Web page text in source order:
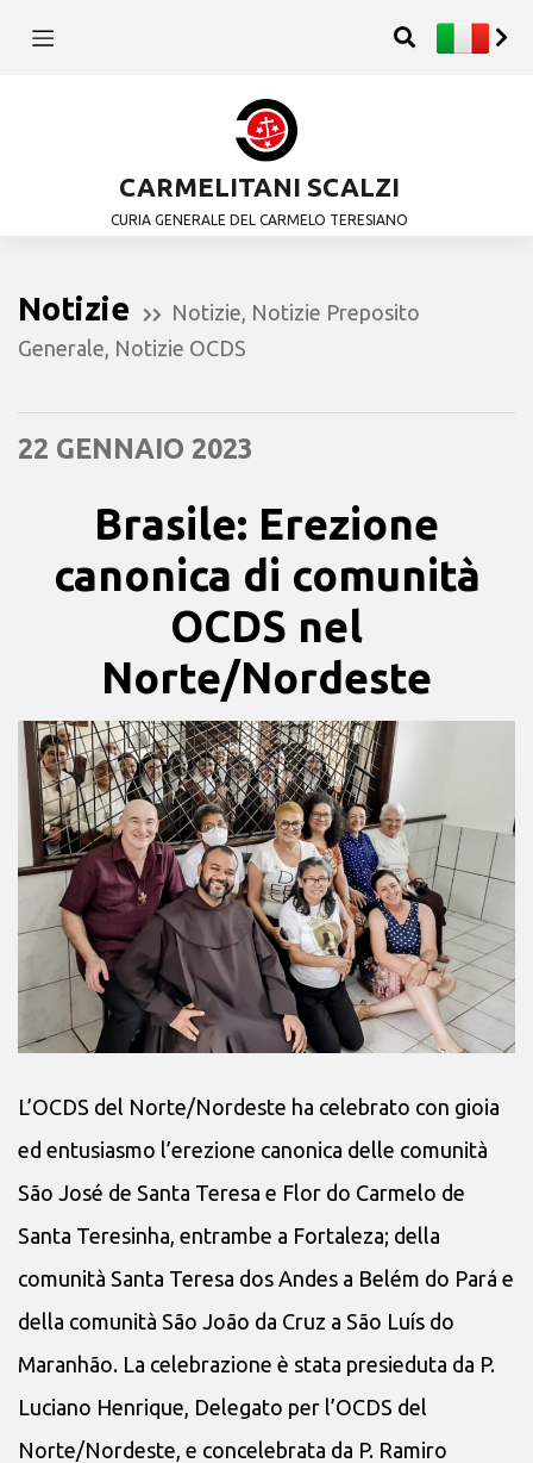
CARMELITANI SCALZI
CURIA GENERALE DEL CARMELO TERESIANO
Notizie Notizie Notizie Preposito
Generale Notizie OCDS
22 GENNAIO 2023
Brasile: Erezione
canonica di comunità
OCDS nel
Norte/Nordeste
L’OCDS del Norte/Nordeste ha celebrato con gioia
ed entusiasmo l’erezione canonica delle comunità
São José de Santa Teresa e Flor do Carmelo de
Santa Teresinha, entrambe a Fortaleza; della
comunità Santa Teresa dos Andes a Belém do Pará e
della comunità São João da Cruz a São Luís do
Maranhão. La celebrazione è stata presieduta da P.
Luciano Henrique, Delegato per l’OCDS del
Norte/Nordeste, e concelebrata da P. Ramiro